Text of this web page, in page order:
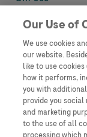
Denne nettsiden
informasjon som
Vennligst vær
informasjon som
prosess,
Roche har ikke
vil fjerne villedende
Vi har ikke ansvar
Our Use of
We use cookies
our website.
like to use
how it performs,
you with
provide you
and marketing
to the use of all